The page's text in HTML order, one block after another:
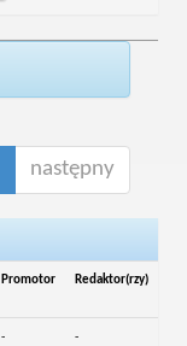
następny
Promotor Redaktor(rzy)
- -